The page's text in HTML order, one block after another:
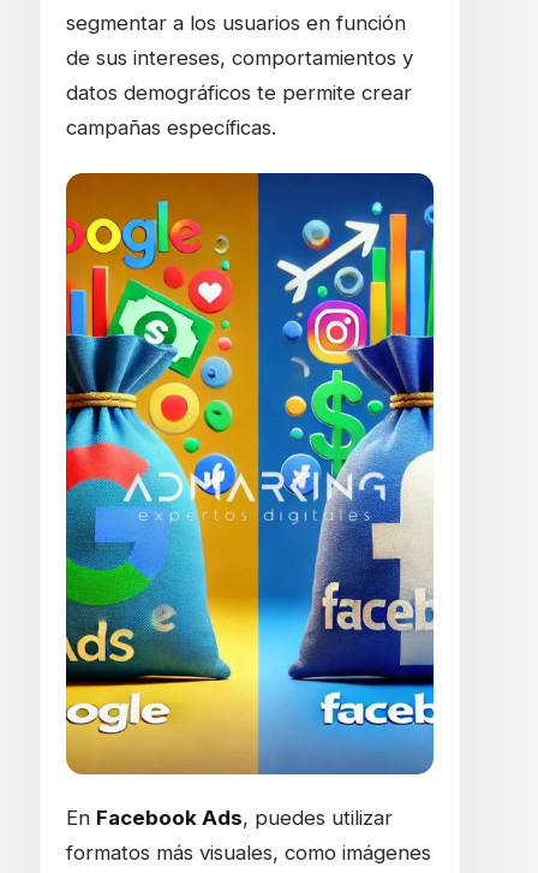
segmentar a los usuarios en función
de sus intereses, comportamientos y
datos demográficos te permite crear
campañas específicas.
En Facebook Ads, puedes utilizar
formatos más visuales, como imágenes